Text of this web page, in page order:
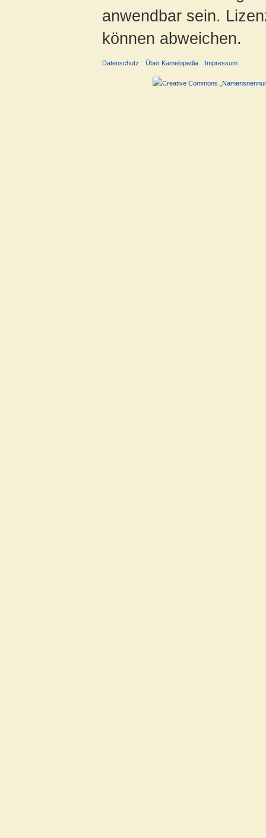
anwendbar sein.
können abweichen.
Datenschutz Über Kamelopedia Impressum